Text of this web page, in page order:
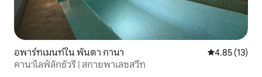
อพาร์ทเมนท์ใน พันตา กานา คะแนนเฉลี่ย
4.85 (13)
คานาไลฟ์ลักชัวรี | สกายพาเลซสวีท